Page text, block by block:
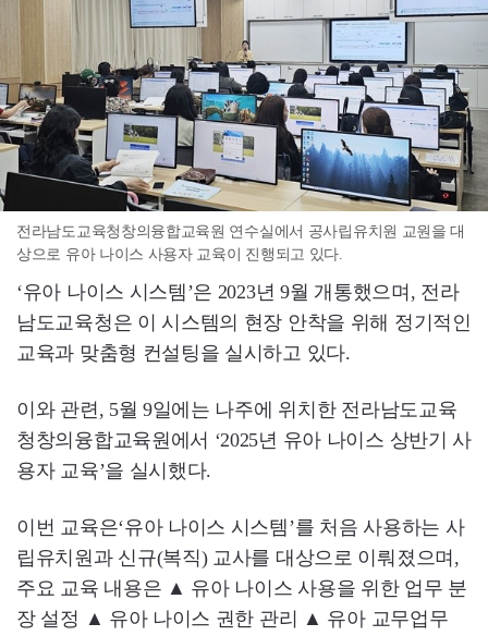
전라남도교육청창의융합교육원 연수실에서 공사립유치원 교원을 대
상으로 유아 나이스 사용자 교육이 진행되고 있다.
‘유아 나이스 시스템’은 2023년 9월 개통했으며, 전라
남도교육청은 이 시스템의 현장 안착을 위해 정기적인
교육과 맞춤형 컨설팅을 실시하고 있다.
이와 관련, 5월 9일에는 나주에 위치한 전라남도교육
청창의융합교육원에서 ‘2025년 유아 나이스 상반기 사
용자 교육’을 실시했다.
이번 교육은‘유아 나이스 시스템’를 처음 사용하는 사
립유치원과 신규(복직) 교사를 대상으로 이뤄졌으며,
주요 교육 내용은 ▲ 유아 나이스 사용을 위한 업무 분
장 설정 ▲ 유아 나이스 권한 관리 ▲ 유아 교무업무